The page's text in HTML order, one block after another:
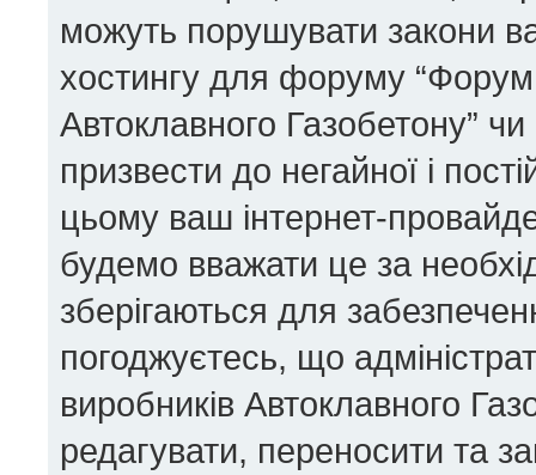
можуть порушувати закони
хостингу для форуму “Форум
Автоклавного Газобетону”
призвести до негайної і
цьому ваш інтернет-
будемо вважати це за
зберігаються для
погоджуєтесь, що
виробників Автоклавного
редагувати, переносити та